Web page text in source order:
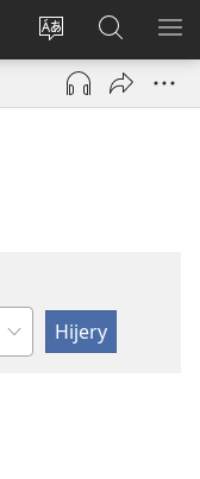
Hiova
fiteny
Hiditra
(manokatra
rohy)
ato
Amin’ny